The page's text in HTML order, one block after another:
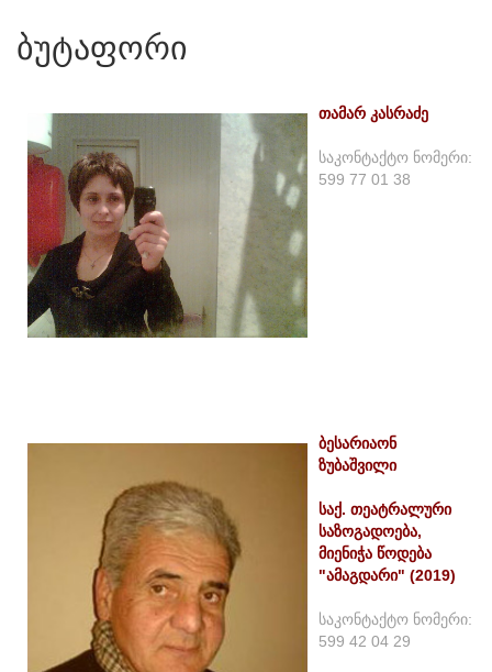
ბუტაფორი
თამარ კასრაძე
საკონტაქტო ნომერი:
599 77 01 38
ბესარიაონ
ზუბაშვილი
საქ. თეატრალური
საზოგადოება,
მიენიჭა წოდება
"ამაგდარი" (2019)
საკონტაქტო ნომერი:
599 42 04 29